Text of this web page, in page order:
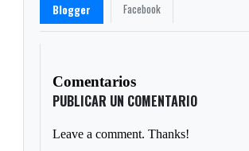
Blogger Facebook
Comentarios
PUBLICAR UN COMENTARIO
Leave a comment. Thanks!